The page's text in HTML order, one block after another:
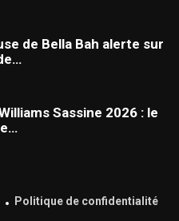
de Bella Bah alerte sur
Sassine 2026 : le
Politique de confidentialité